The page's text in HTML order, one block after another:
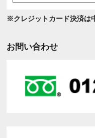
※クレジットカード決済は
お問い合わせ